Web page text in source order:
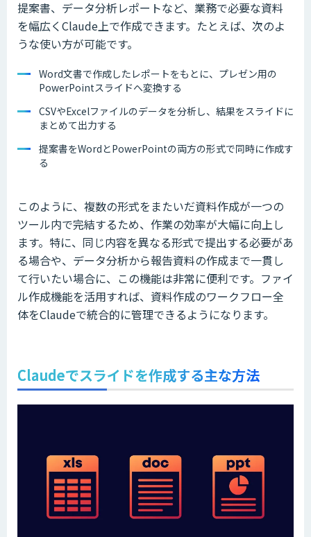
提案書、データ分析レポートなど、業務で必要な資料
を幅広くClaude上で作成できます。たとえば、次のよ
うな使い方が可能です。
Word文書で作成したレポートをもとに、プレゼン用の
PowerPointスライドへ変換する
CSVやExcelファイルのデータを分析し、結果をスライドに
まとめて出力する
提案書をWordとPowerPointの両方の形式で同時に作成す
る
このように、複数の形式をまたいだ資料作成が一つの
ツール内で完結するため、作業の効率が大幅に向上し
ます。特に、同じ内容を異なる形式で提出する必要があ
る場合や、データ分析から報告資料の作成まで一貫し
て行いたい場合に、この機能は非常に便利です。ファイ
ル作成機能を活用すれば、資料作成のワークフロー全
体をClaudeで統合的に管理できるようになります。
Claudeでスライドを作成する主な方法